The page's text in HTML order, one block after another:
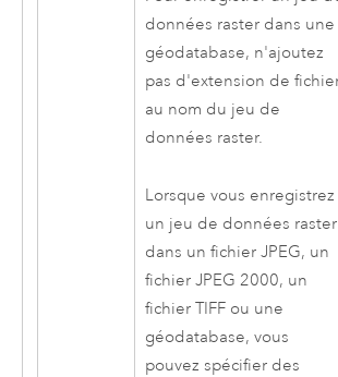
données raster dans une
géodatabase, n'ajoutez
pas d'extension de
au nom du jeu de
données raster.
Lorsque vous enregistrez
un jeu de données raster
dans un fichier JPEG, un
fichier JPEG 2000, un
fichier TIFF ou une
géodatabase, vous
pouvez spécifier des